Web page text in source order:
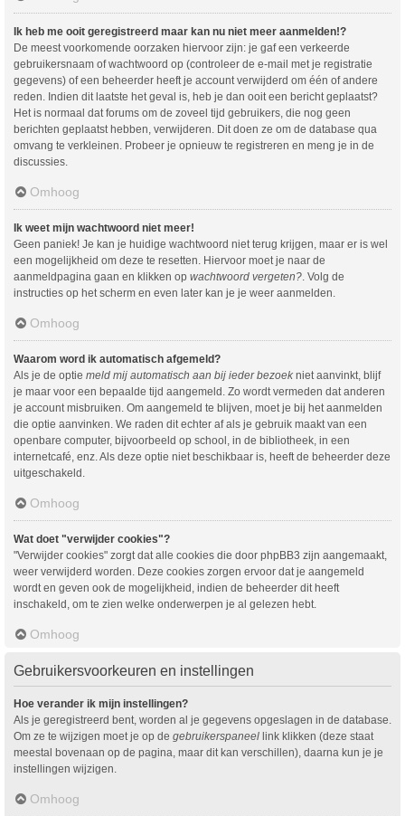
Ik heb me ooit geregistreerd maar kan nu niet meer aanmelden!?
De meest voorkomende oorzaken hiervoor zijn: je gaf een verkeerde
gebruikersnaam of wachtwoord op (controleer de e-mail met je registratie
gegevens) of een beheerder heeft je account verwijderd om één of andere
reden. Indien dit laatste het geval is, heb je dan ooit een bericht geplaatst?
Het is normaal dat forums om de zoveel tijd gebruikers, die nog geen
berichten geplaatst hebben, verwijderen. Dit doen ze om de database qua
omvang te verkleinen. Probeer je opnieuw te registreren en meng je in de
discussies.
Omhoog
Ik weet mijn wachtwoord niet meer!
Geen paniek! Je kan je huidige wachtwoord niet terug krijgen, maar er is wel
een mogelijkheid om deze te resetten. Hiervoor moet je naar de
aanmeldpagina gaan en klikken op wachtwoord vergeten? . Volg de
instructies op het scherm en even later kan je je weer aanmelden.
Omhoog
Waarom word ik automatisch afgemeld?
Als je de optie meld mij automatisch aan bij ieder bezoek niet aanvinkt, blijf
je maar voor een bepaalde tijd aangemeld. Zo wordt vermeden dat anderen
je account misbruiken. Om aangemeld te blijven, moet je bij het aanmelden
die optie aanvinken. We raden dit echter af als je gebruik maakt van een
openbare computer, bijvoorbeeld op school, in de bibliotheek, in een
internetcafé, enz. Als deze optie niet beschikbaar is, heeft de beheerder deze
uitgeschakeld.
Omhoog
Wat doet "verwijder cookies"?
"Verwijder cookies" zorgt dat alle cookies die door phpBB3 zijn aangemaakt,
weer verwijderd worden. Deze cookies zorgen ervoor dat je aangemeld
wordt en geven ook de mogelijkheid, indien de beheerder dit heeft
inschakeld, om te zien welke onderwerpen je al gelezen hebt.
Omhoog
Gebruikersvoorkeuren en instellingen
Hoe verander ik mijn instellingen?
Als je geregistreerd bent, worden al je gegevens opgeslagen in de database.
Om ze te wijzigen moet je op de gebruikerspaneel link klikken (deze staat
meestal bovenaan op de pagina, maar dit kan verschillen), daarna kun je je
instellingen wijzigen.
Omhoog